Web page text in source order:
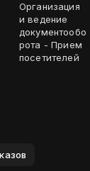
Организация
и ведение
документообо
рота - Прием
посетителей